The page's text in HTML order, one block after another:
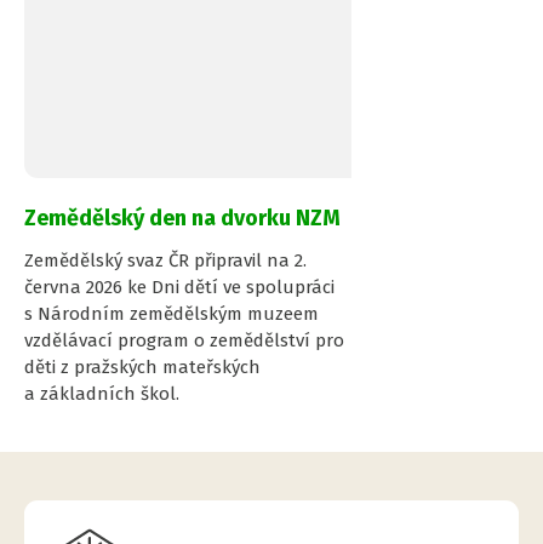
Zemědělský den na dvorku NZM
Zemědělský svaz ČR připravil na 2.
června 2026 ke Dni dětí ve spolupráci
s Národním zemědělským muzeem
vzdělávací program o zemědělství pro
děti z pražských mateřských
a základních škol.